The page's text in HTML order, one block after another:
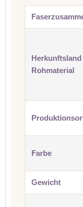
Herkunftsland
Rohmaterial
Farbe
Gewicht